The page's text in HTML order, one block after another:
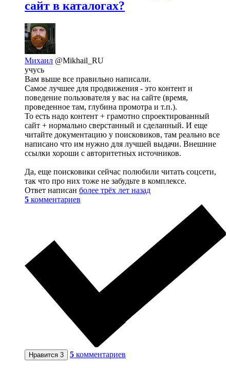
сайт в каталогах?
Михаил @Mikhail_RU
учусь
Вам выше все правильно написали.
Самое лучшее для продвижения - это контент и
поведение пользователя у вас на сайте (время,
проведенное там, глубина промотра и т.п.).
То есть надо контент + грамотно спроектированный
сайт + нормально сверстанный и сделанный. И еще
читайте документацию у поисковиков, там реально все
написано что им нужно для лучшей выдачи. Внешние
ссылки хороши с авторитетных источников.
Да, еще поисковики сейчас полюбили читать соцсети,
так что про них тоже не забудьте в комплексе.
Ответ написан более трёх лет назад
5 комментариев
Нравится 3 5 комментариев